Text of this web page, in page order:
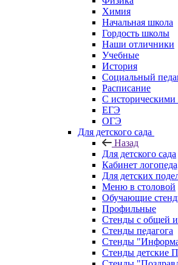
Химия
Начальная школа
Гордость школы
Наши отличники
Учебные
История
Социальный
Расписание
С историческими
ЕГЭ
ОГЭ
Для детского сада
Назад
Для детского сада
Кабинет
Для детских
Меню в столовой
Обучающие
Профильные
Стенды с общей
Стенды педагога
Стенды
Стенды детские